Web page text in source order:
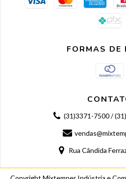
FORMAS DE
(31)3371-7500 /
Rua Cândida